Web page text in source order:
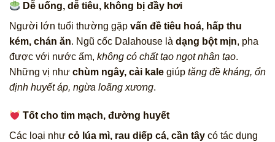
Dễ uống, dễ tiêu, không bị đầy hơi
Người lớn tuổi thường gặp vấn đề tiêu hoá, hấp thu
kém, chán ăn. Ngũ cốc Dalahouse là dạng bột mịn, pha
được với nước ấm, không có chất tạo ngọt nhân tạo.
Những vị như chùm ngây, cải kale giúp tăng đề kháng, ổn
định huyết áp, ngừa loãng xương.
Tốt cho tim mạch, đường huyết
Các loại như cỏ lúa mì, rau diếp cá, cần tây có tác dụng